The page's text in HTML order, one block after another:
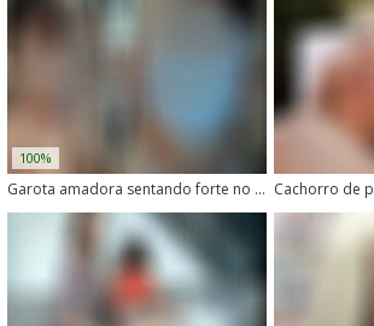
100%
Garota amadora sentando forte no pau de cachorro